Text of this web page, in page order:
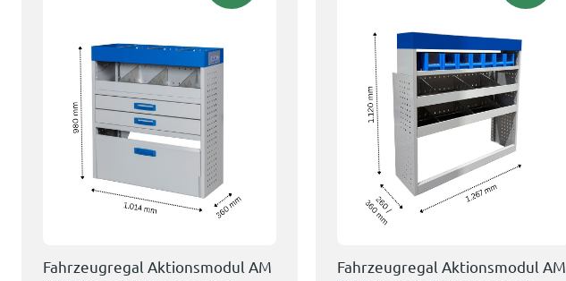
Fahrzeugregal Aktionsmodul AM
Fahrzeugregal Aktionsmodul AM